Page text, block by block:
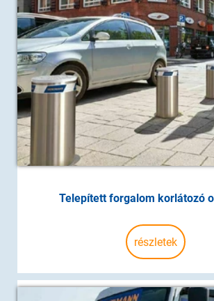
Telepített forgalom korlátozó
részletek